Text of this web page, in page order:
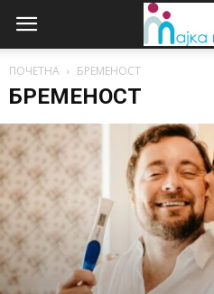
ПОЧЕТНА БРЕМЕНОСТ
БРЕМЕНОСТ